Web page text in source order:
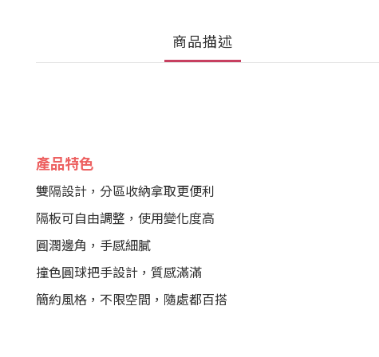
商品描述
產品特色
雙隔設計，分區收納拿取更便利
隔板可自由調整，使用變化度高
圓潤邊角，手感細膩
撞色圓球把手設計，質感滿滿
簡約風格，不限空間，隨處都百搭